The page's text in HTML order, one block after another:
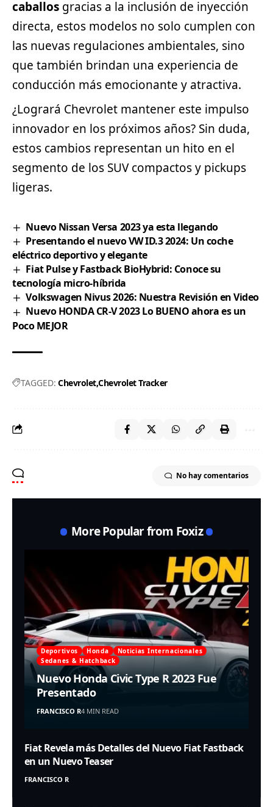
caballos gracias a la inclusión de inyección
directa, estos modelos no solo cumplen con
las nuevas regulaciones ambientales, sino
que también brindan una experiencia de
conducción más emocionante y atractiva.
¿Logrará Chevrolet mantener este impulso
innovador en los próximos años? Sin duda,
estos cambios representan un hito en el
segmento de los SUV compactos y pickups
ligeras.
Nuevo Nissan Versa 2023 ya esta llegando
Presentando el nuevo VW ID.3 2024: Un coche
eléctrico deportivo y elegante
Fiat Pulse y Fastback BioHybrid: Conoce su
tecnología micro-híbrida
Volkswagen Nivus 2026: Nuestra Revisión en Video
Nuevo HONDA CR-V 2023 Lo BUENO ahora es un
Poco MEJOR
TAGGED: ChevroletChevrolet Tracker
No hay comentarios
More Popular from Foxiz
Deportivos Honda
Noticias Internacionales
Sedanes & Hatchback
Nuevo Honda Civic Type R 2023 Fue
Presentado
FRANCISCO R4 MIN READ
Fiat Revela más Detalles del Nuevo Fiat Fastback
en un Nuevo Teaser
FRANCISCO R